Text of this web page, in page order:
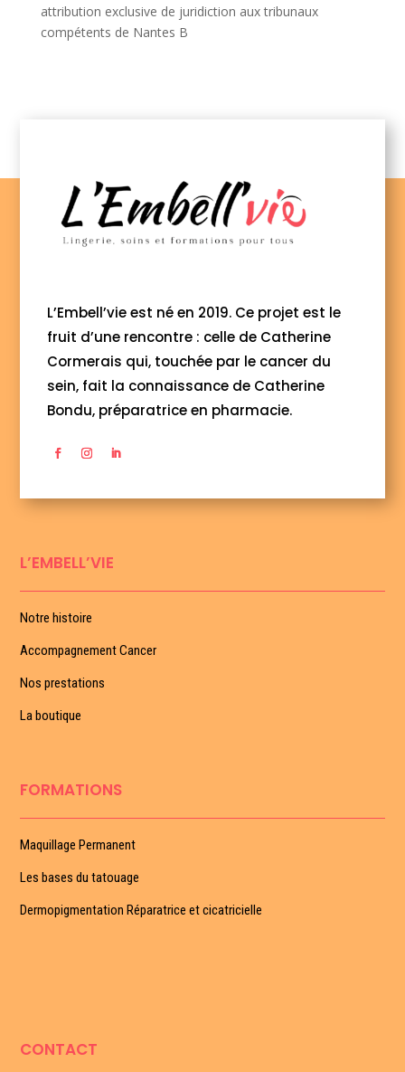
attribution exclusive de juridiction aux tribunaux
compétents de Nantes B
L’Embell’vie est né en 2019. Ce projet est le
fruit d’une rencontre : celle de Catherine
Cormerais qui, touchée par le cancer du
sein, fait la connaissance de Catherine
Bondu, préparatrice en pharmacie.
L’EMBELL’VIE
Notre histoire
Accompagnement Cancer
Nos prestations
La boutique
FORMATIONS
Maquillage Permanent
Les bases du tatouage
Dermopigmentation Réparatrice et cicatricielle
CONTACT